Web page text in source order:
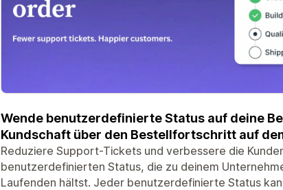
Wende benutzerdefinierte Status auf deine
Kundschaft über den Bestellfortschritt auf
Reduziere Support-Tickets und verbessere die
benutzerdefinierten Status, die zu deinem
Laufenden hältst. Jeder benutzerdefinierte Status